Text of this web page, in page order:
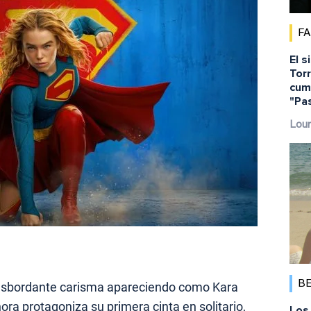
carisma apareciendo como Kara
protagoniza su primera cinta en solitario,
El